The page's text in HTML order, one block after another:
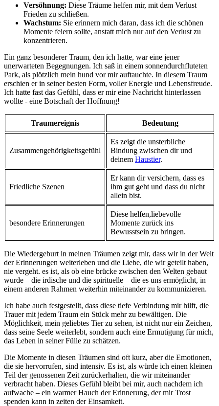
Versöhnung: Diese ​Träume ⁢helfen mir, mit dem Verlust
Frieden zu ⁢schließen.
Wachstum: Sie erinnern mich daran, dass ‌ich die schönen ​
Momente feiern sollte, anstatt⁢ mich‌ nur ⁢auf den Verlust zu‌
konzentrieren.
Ein ⁢ganz besonderer Traum, den ich hatte, war​ eine ⁤jener
unerwarteten Begegnungen.‌ Ich saß in⁣ einem ⁤sonnendurchfluteten
Park, als plötzlich mein hund vor mir ‍auftauchte. ​In diesem ​Traum
erschien ⁣er⁢ in​ seiner ‍besten Form, voller Energie und Lebensfreude.
Ich hatte fast⁣ das Gefühl, dass er mir​ eine Nachricht hinterlassen
wollte ⁣- eine Botschaft der Hoffnung!
Traumereignis Bedeutung
Zusammengehörigkeitsgefühl
Es zeigt die unsterbliche
Bindung zwischen dir und
deinem Haustier.
Friedliche Szenen
Er kann dir versichern, dass es
ihm gut​ geht und dass du nicht
‍allein bist.
besondere Erinnerungen
Diese helfen,liebevolle
Momente zurück ⁣ins
Bewusstsein zu bringen.
Die‍ Wiedergeburt in meinen Träumen‍ zeigt⁤ mir, dass wir ​in der Welt
der Erinnerungen weiterleben und ​die ⁣Liebe, die wir geteilt haben,
nie​ vergeht. es ist, als⁣ ob eine brücke zwischen den ⁣Welten gebaut‍
wurde – die⁤ irdische und die spirituelle – die ‌es uns⁣ ermöglicht,⁤ in
einem anderen Rahmen⁤ weiterhin⁢ miteinander⁤ zu kommunizieren.
Ich habe auch⁤ festgestellt, dass diese tiefe‍ Verbindung mir hilft, die
Trauer mit jedem Traum ein‌ Stück mehr zu bewältigen. ‌Die
Möglichkeit, mein geliebtes Tier zu sehen, ist nicht nur ‍ein Zeichen, ​
dass⁤ seine Seele weiterlebt, sondern‍ auch eine Ermutigung für ⁣mich,
das Leben in seiner Fülle zu schätzen.
Die Momente in ​diesen Träumen sind oft kurz,‍ aber die ⁣Emotionen,
die sie ⁤hervorrufen, sind intensiv. ​Es ist, als würde ⁤ich ​einen⁤ kleinen
⁤Teil‌ der genossenen Zeit zurückerhalten, die wir⁣ miteinander
verbracht haben. ‍Dieses Gefühl⁣ bleibt‌ bei mir, ⁣auch nachdem ich
aufwache – ein warmer​ Hauch der ‌Erinnerung, der mir Trost
spenden kann ⁢in zeiten ‌der Einsamkeit.